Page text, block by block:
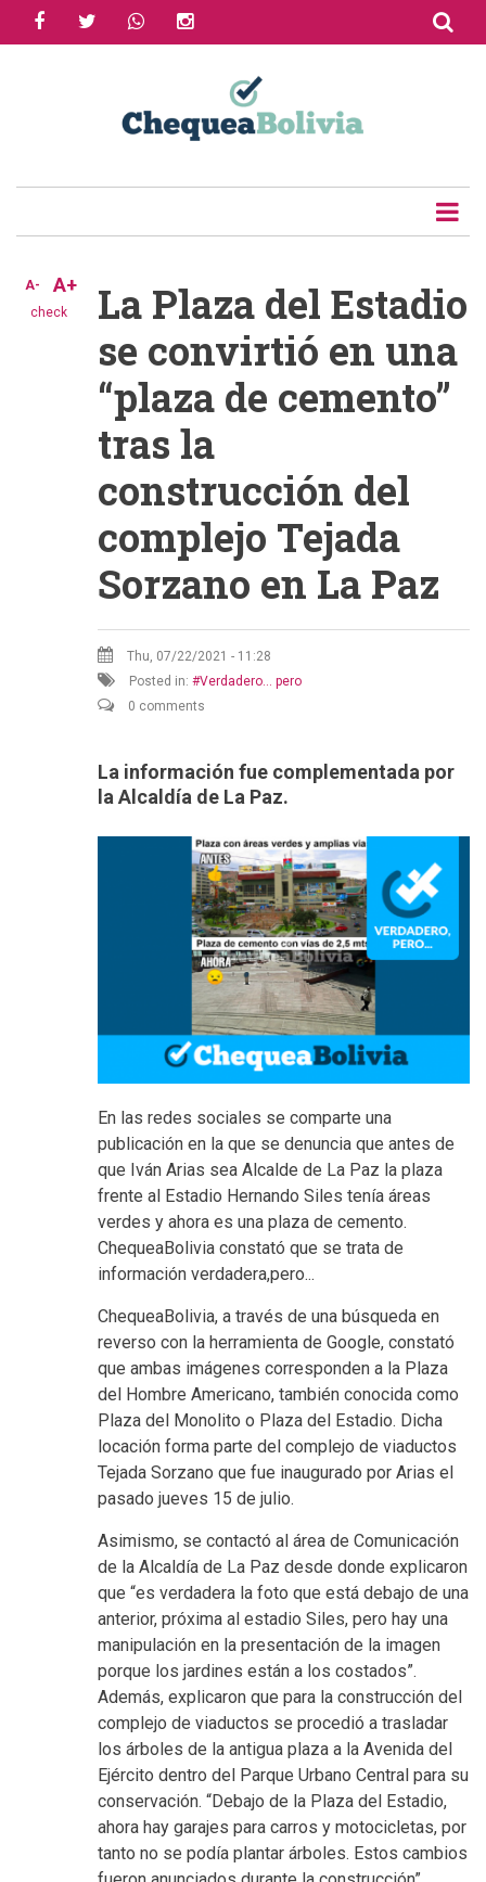
facebooktwitter whatsapp
check
A- A+
La Plaza del Estadio
se convirtió en una
“plaza de cemento”
tras la
construcción del
complejo Tejada
Sorzano en La Paz
Thu, 07/22/2021 - 11:28
Posted in:
Verdadero... pero
0 comments
La información fue complementada por
la Alcaldía de La Paz.
En las redes sociales se comparte una
publicación en la que se denuncia que antes de
que Iván Arias sea Alcalde de La Paz la plaza
frente al Estadio Hernando Siles tenía áreas
verdes y ahora es una plaza de cemento.
ChequeaBolivia constató que se trata de
información verdadera,pero...
ChequeaBolivia, a través de una búsqueda en
reverso con la herramienta de Google, constató
que ambas imágenes corresponden a la Plaza
del Hombre Americano, también conocida como
Plaza del Monolito o Plaza del Estadio. Dicha
locación forma parte del complejo de viaductos
Tejada Sorzano que fue inaugurado por Arias el
pasado jueves 15 de julio.
Asimismo, se contactó al área de Comunicación
de la Alcaldía de La Paz desde donde explicaron
que “es verdadera la foto que está debajo de una
anterior, próxima al estadio Siles, pero hay una
manipulación en la presentación de la imagen
porque los jardines están a los costados”.
Además, explicaron que para la construcción del
complejo de viaductos se procedió a trasladar
los árboles de la antigua plaza a la Avenida del
Ejército dentro del Parque Urbano Central para su
conservación. “Debajo de la Plaza del Estadio,
ahora hay garajes para carros y motocicletas, por
tanto no se podía plantar árboles. Estos cambios